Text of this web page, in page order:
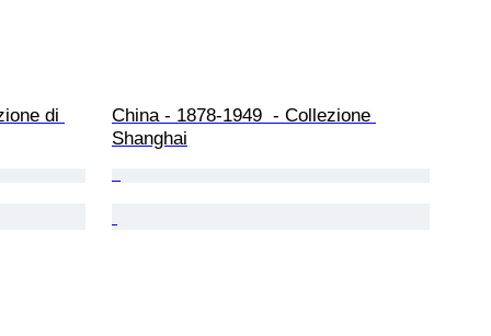
di
China - 1878-1949  - Collezione
Shanghai